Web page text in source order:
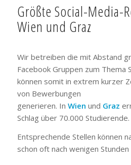
Größte Social-Media-
Wien und Graz
Wir betreiben die mit Abstand
Facebook Gruppen zum Thema
können somit in extrem kurzer
von Bewerbungen
generieren. In Wien und Graz
Schlag über 70.000 Studierende.
Entsprechende Stellen können
schon oft nach wenigen